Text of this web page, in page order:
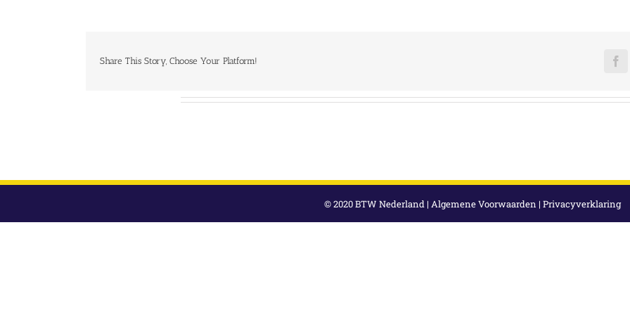
Share This Story, Choose Your Platform!
© 2020 BTW Nederland | Algemene Voorwaarden | Privacyverklaring